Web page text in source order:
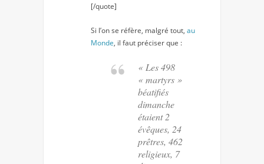
[/quote]
Si l’on se réfère, malgré tout, au
Monde, il faut préciser que :
« Les 498
« martyrs »
béatifiés
dimanche
étaient 2
évêques, 24
prêtres, 462
religieux, 7